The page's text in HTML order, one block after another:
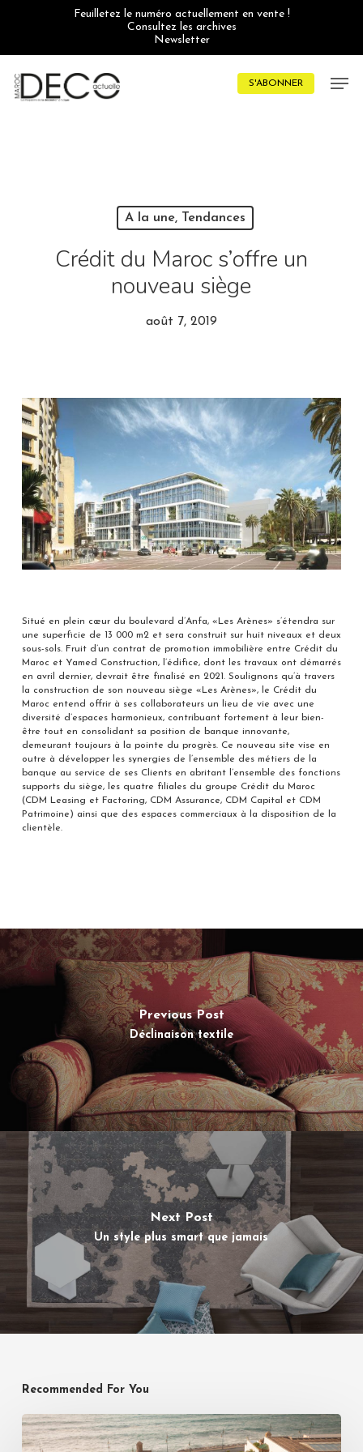
Feuilletez le numéro actuellement en vente !
Consultez les archives
Newsletter
S'ABONNER
A la une, Tendances
Crédit du Maroc s’offre un
nouveau siège
août 7, 2019
Situé en plein cœur du boulevard d’Anfa, «Les Arènes» s’étendra sur
une superficie de 13 000 m2 et sera construit sur huit niveaux et deux
sous-sols. Fruit d’un contrat de promotion immobilière entre Crédit du
Maroc et Yamed Construction, l’édifice, dont les travaux ont démarrés
en avril dernier, devrait être finalisé en 2021. Soulignons qu’à travers
la construction de son nouveau siège «Les Arènes», le Crédit du
Maroc entend offrir à ses collaborateurs un lieu de vie avec une
diversité d’espaces harmonieux, contribuant fortement à leur bien-
être tout en consolidant sa position de banque innovante,
demeurant toujours à la pointe du progrès. Ce nouveau site vise en
outre à développer les synergies de l’ensemble des métiers de la
banque au service de ses Clients en abritant l’ensemble des fonctions
supports du siège, les quatre filiales du groupe Crédit du Maroc
(CDM Leasing et Factoring, CDM Assurance, CDM Capital et CDM
Patrimoine) ainsi que des espaces commerciaux à la disposition de la
clientèle.
Previous Post
Déclinaison textile
Next Post
Un style plus smart que jamais
Recommended For You